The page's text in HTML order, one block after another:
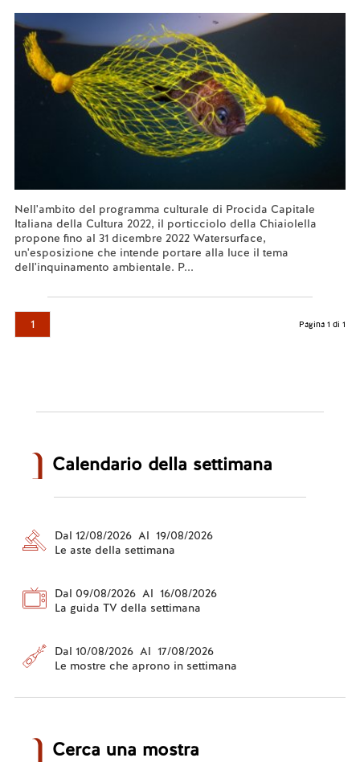
Nell'ambito del programma culturale di Procida Capitale
Italiana della Cultura 2022, il porticciolo della Chiaiolella
propone fino al 31 dicembre 2022 Watersurface,
un'esposizione che intende portare alla luce il tema
dell'inquinamento ambientale. P...
1 Pagina 1 di 1
Calendario della settimana
Dal 12/08/2026 Al 19/08/2026
Le aste della settimana
Dal 09/08/2026 Al 16/08/2026
La guida TV della settimana
Dal 10/08/2026 Al 17/08/2026
Le mostre che aprono in settimana
Cerca una mostra